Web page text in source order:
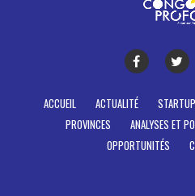
ACCUEIL ACTUALITÉ
PROVINCES
ANALYSES ET
OPPORTUNITÉS